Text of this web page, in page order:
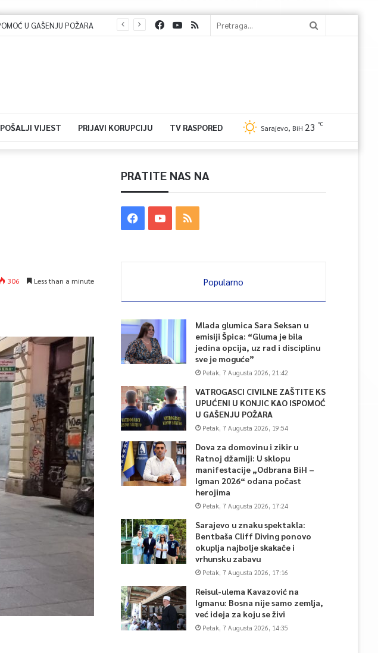
Dova za domovinu i zikir u Ratnoj džamiji: U sklopu manifestacije „Odbrana BiH – Igman 2026“ odana počast herojima
POŠALJI VIJEST PRIJAVI KORUPCIJU TV RASPORED Sarajevo, BiH 23 ℃
306 Less than a minute
PRATITE NAS NA
Popularno
Mlada glumica Sara Seksan u
emisiji Špica: “Gluma je bila
jedina opcija, uz rad i disciplinu
sve je moguće”
Petak, 7 Augusta 2026, 21:42
VATROGASCI CIVILNE ZAŠTITE KS
UPUĆENI U KONJIC KAO ISPOMOĆ
U GAŠENJU POŽARA
Petak, 7 Augusta 2026, 19:54
Dova za domovinu i zikir u
Ratnoj džamiji: U sklopu
manifestacije „Odbrana BiH –
Igman 2026“ odana počast
herojima
Petak, 7 Augusta 2026, 17:24
Sarajevo u znaku spektakla:
Bentbaša Cliff Diving ponovo
okuplja najbolje skakače i
vrhunsku zabavu
Petak, 7 Augusta 2026, 17:16
Reisul-ulema Kavazović na
Igmanu: Bosna nije samo zemlja,
već ideja za koju se živi
Petak, 7 Augusta 2026, 14:35